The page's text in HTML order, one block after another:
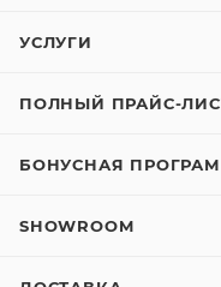
УСЛУГИ
ПОЛНЫЙ ПРАЙС-
БОНУСНАЯ
SHOWROOM